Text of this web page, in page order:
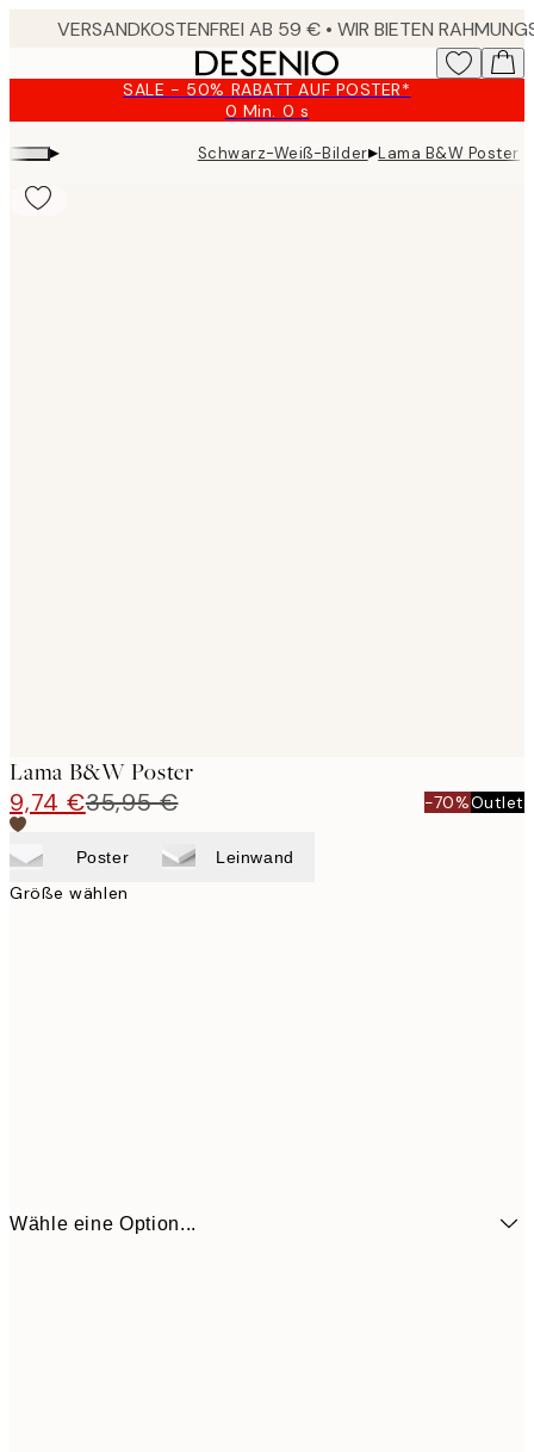
SALE - 50% RABATT AUF POSTER*
0 Min. 0 s
Gültig
bis:
2026-
▸ Schwarz-Weiß-Bilder▸Lama B&W Poster
Lama B&W Poster
9,74 €35,95 € -70%Outlet
Poster Leinwand
Größe wählen
Wähle eine Option...